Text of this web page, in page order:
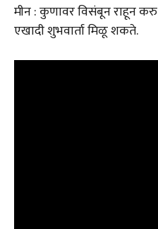
मीन : कुणावर विसंबून राहून करु
एखादी शुभवार्ता मिळू शकते.